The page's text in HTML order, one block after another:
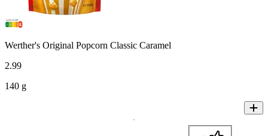
Werther's Original Popcorn Classic Caramel
2.99
140 g